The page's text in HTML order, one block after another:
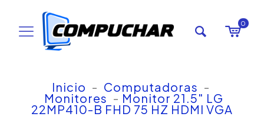
0
Inicio - Computadoras -
Monitores - Monitor 21.5″ LG
22MP410-B FHD 75 HZ HDMI VGA